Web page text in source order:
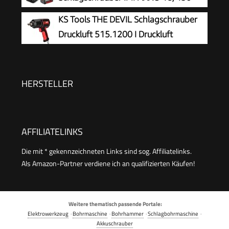
(1x4,0Ah)
KS Tools THE DEVIL Schlagschrauber
Druckluft 515.1200 I Druckluft
Hammer-Schlagwerk
HERSTELLER
AFFILIATELINKS
Die mit * gekennzeichneten Links sind sog. Affiliatelinks.
Als Amazon-Partner verdiene ich an qualifizierten Käufen!
Weitere thematisch passende Portale:
Elektrowerkzeug ·Bohrmaschine ·Bohrhammer ·Schlagbohrmaschine ·
Akkuschrauber